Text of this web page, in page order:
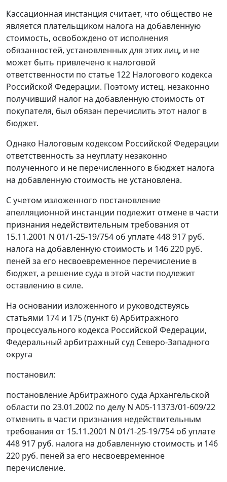
Кассационная инстанция считает, что общество не
является плательщиком налога на добавленную
стоимость, освобождено от исполнения
обязанностей, установленных для этих лиц, и не
может быть привлечено к налоговой
ответственности по статье 122 Налогового кодекса
Российской Федерации. Поэтому истец, незаконно
получивший налог на добавленную стоимость от
покупателя, был обязан перечислить этот налог в
бюджет.
Однако Налоговым кодексом Российской Федерации
ответственность за неуплату незаконно
полученного и не перечисленного в бюджет налога
на добавленную стоимость не установлена.
С учетом изложенного постановление
апелляционной инстанции подлежит отмене в части
признания недействительным требования от
15.11.2001 N 01/1-25-19/754 об уплате 448 917 руб.
налога на добавленную стоимость и 146 220 руб.
пеней за его несвоевременное перечисление в
бюджет, а решение суда в этой части подлежит
оставлению в силе.
На основании изложенного и руководствуясь
статьями 174 и 175 (пункт 6)Арбитражного
процессуального кодекса Российской Федерации,
Федеральный арбитражный суд Северо-Западного
округа
постановил:
постановление Арбитражного суда Архангельской
области по 23.01.2002 по делу N А05-11373/01-609/22
отменить в части признания недействительным
требования от 15.11.2001 N 01/1-25-19/754 об уплате
448 917 руб. налога на добавленную стоимость и 146
220 руб. пеней за его несвоевременное
перечисление.